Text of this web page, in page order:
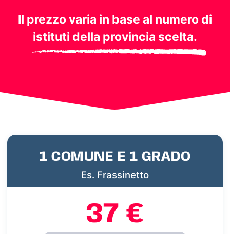
Il prezzo varia in base al numero di
istituti della provincia scelta.
1 COMUNE E 1 GRADO
Es. Frassinetto
37 €